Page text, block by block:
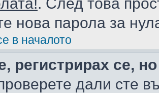
нова парола за
в началото
регистрирах се,
дали сте